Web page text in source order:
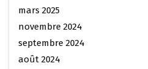
mars 2025
novembre 2024
septembre 2024
août 2024